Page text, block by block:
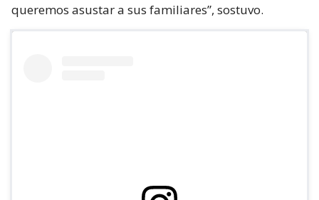
queremos asustar a sus familiares”, sostuvo.